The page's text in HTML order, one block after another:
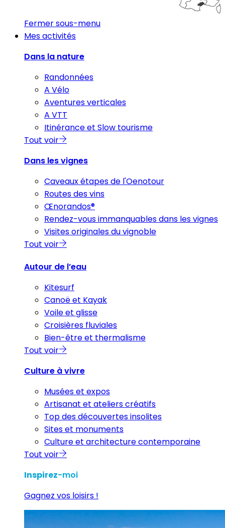
Fermer sous-menu
Mes activités
Dans la nature
Randonnées
A Vélo
Aventures verticales
A VTT
Itinérance et Slow tourisme
Tout voir
Dans les vignes
Caveaux étapes de l'Oenotour
Routes des vins
Œnorandos®
Rendez-vous immanquables dans les vignes
Visites originales du vignoble
Tout voir
Autour de l’eau
Kitesurf
Canoë et Kayak
Voile et glisse
Croisières fluviales
Bien-être et thermalisme
Tout voir
Culture à vivre
Musées et expos
Artisanat et ateliers créatifs
Top des découvertes insolites
Sites et monuments
Culture et architecture contemporaine
Tout voir
Inspirez-moi
Gagnez vos loisirs !